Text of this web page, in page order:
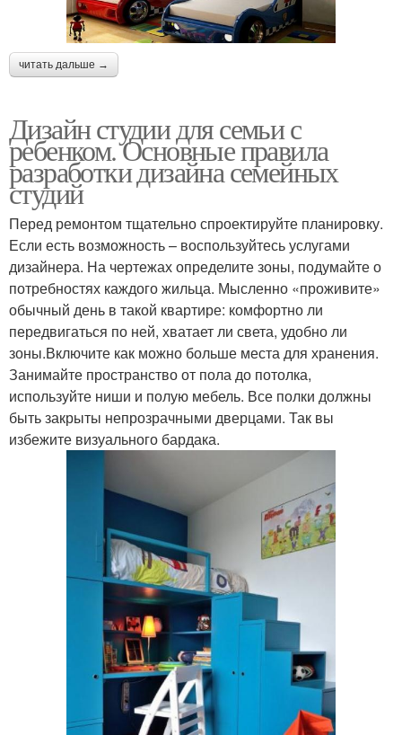
читать дальше →
Дизайн студии для семьи с
ребенком. Основные правила
разработки дизайна семейных
студий
Перед ремонтом тщательно спроектируйте планировку.
Если есть возможность – воспользуйтесь услугами
дизайнера. На чертежах определите зоны, подумайте о
потребностях каждого жильца. Мысленно «проживите»
обычный день в такой квартире: комфортно ли
передвигаться по ней, хватает ли света, удобно ли
зоны.Включите как можно больше места для хранения.
Занимайте пространство от пола до потолка,
используйте ниши и полую мебель. Все полки должны
быть закрыты непрозрачными дверцами. Так вы
избежите визуального бардака.